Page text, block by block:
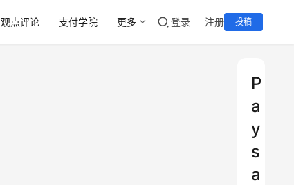
观点评论 支付学院 更多 登录 注册 投稿
P
a
y
s
a